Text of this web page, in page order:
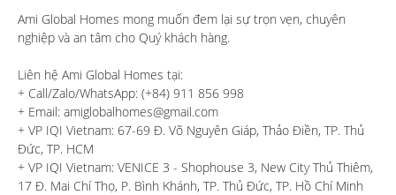
Ami Global Homes mong muốn đem lại sự trọn vẹn, chuyên
nghiệp và an tâm cho Quý khách hàng.
Liên hệ Ami Global Homes tại:
+ Call/Zalo/WhatsApp: (+84) 911 856 998
+ Email: amiglobalhomes@gmail.com
+ VP IQI Vietnam: 67-69 Đ. Võ Nguyên Giáp, Thảo Điền, TP. Thủ
Đức, TP. HCM
+ VP IQI Vietnam: VENICE 3 - Shophouse 3, New City Thủ Thiêm,
17 Đ. Mai Chí Thọ, P. Bình Khánh, TP. Thủ Đức, TP. Hồ Chí Minh